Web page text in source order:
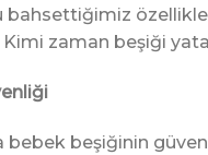
bahsettiğimiz
zaman beşiği
bebek beşiğinin